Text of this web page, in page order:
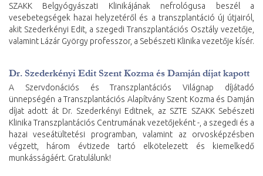
SZAKK Belgyógyászati Klinikájának nefrológusa beszél a
vesebetegségek hazai helyzetéről és a transzplantáció új útjairól,
akit Szederkényi Edit, a szegedi Transzplantációs Osztály vezetője,
valamint Lázár György professzor, a Sebészeti Klinika vezetője kísér.
Dr. Szederkényi Edit Szent Kozma és Damján díjat kapott
A Szervdonációs és Transzplantációs Világnap díjátadó
ünnepségén a Transzplantációs Alapítvány Szent Kozma és Damján
díjat adott át Dr. Szederkényi Editnek, az SZTE SZAKK Sebészeti
Klinika Transzplantációs Centrumának vezetőjeként -, a szegedi és a
hazai veseátültetési programban, valamint az orvosképzésben
végzett, három évtizede tartó elkötelezett és kiemelkedő
munkásságáért. Gratulálunk!